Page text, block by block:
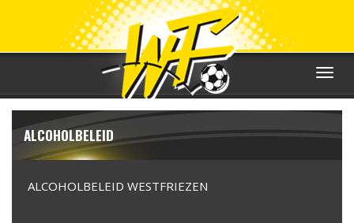
Toggle
ALCOHOLBELEID
ALCOHOLBELEID WESTFRIEZEN